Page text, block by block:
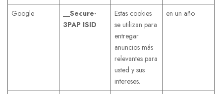
Google
__Secure-
3PAP ISID
Estas cookies
se utilizan para
entregar
anuncios más
relevantes para
usted y sus
intereses.
en un año